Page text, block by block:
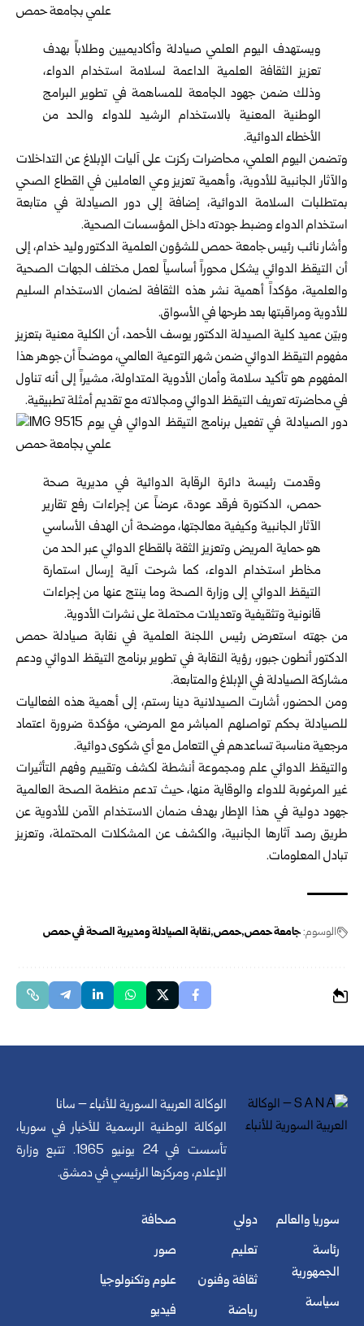
ويستهدف اليوم العلمي صيادلة وأكاديميين وطلاباً بهدف
تعزيز الثقافة العلمية الداعمة لسلامة استخدام الدواء،
وذلك ضمن جهود الجامعة للمساهمة في تطوير البرامج
الوطنية المعنية بالاستخدام الرشيد للدواء والحد من
الأخطاء الدوائية.
وتضمن اليوم العلمي، محاضرات ركزت على آليات الإبلاغ عن التداخلات
والآثار الجانبية للأدوية، وأهمية تعزيز وعي العاملين في القطاع الصحي
بمتطلبات السلامة الدوائية، إضافة إلى دور الصيادلة في متابعة
استخدام الدواء وضبط جودته داخل المؤسسات الصحية.
وأشار نائب رئيس جامعة حمص للشؤون العلمية الدكتور وليد خدام، إلى
أن التيقظ الدوائي يشكل محوراً أساسياً لعمل مختلف الجهات الصحية
والعلمية، مؤكداً أهمية نشر هذه الثقافة لضمان الاستخدام السليم
للأدوية ومراقبتها بعد طرحها في الأسواق.
وبيّن عميد كلية الصيدلة الدكتور يوسف الأحمد، أن الكلية معنية بتعزيز
مفهوم التيقظ الدوائي ضمن شهر التوعية العالمي، موضحاً أن جوهر هذا
المفهوم هو تأكيد سلامة وأمان الأدوية المتداولة، مشيراً إلى أنه تناول
في محاضرته تعريف التيقظ الدوائي ومجالاته مع تقديم أمثلة تطبيقية.
وقدمت رئيسة دائرة الرقابة الدوائية في مديرية صحة
حمص، الدكتورة فرقد عودة، عرضاً عن إجراءات رفع تقارير
الآثار الجانبية وكيفية معالجتها، موضحة أن الهدف الأساسي
هو حماية المريض وتعزيز الثقة بالقطاع الدوائي عبر الحد من
مخاطر استخدام الدواء، كما شرحت آلية إرسال استمارة
التيقظ الدوائي إلى وزارة الصحة وما ينتج عنها من إجراءات
قانونية وتثقيفية وتعديلات محتملة على نشرات الأدوية.
من جهته استعرض رئيس اللجنة العلمية في نقابة صيادلة حمص
الدكتور أنطون جبور، رؤية النقابة في تطوير برنامج التيقظ الدوائي ودعم
مشاركة الصيادلة في الإبلاغ والمتابعة.
ومن الحضور، أشارت الصيدلانية دينا رستم، إلى أهمية هذه الفعاليات
للصيادلة بحكم تواصلهم المباشر مع المرضى، مؤكدة ضرورة اعتماد
مرجعية مناسبة تساعدهم في التعامل مع أي شكوى دوائية.
والتيقظ الدوائي علم ومجموعة أنشطة لكشف وتقييم وفهم التأثيرات
غير المرغوبة للدواء والوقاية منها، حيث تدعم منظمة الصحة العالمية
جهود دولية في هذا الإطار بهدف ضمان الاستخدام الآمن للأدوية عن
طريق رصد آثارها الجانبية، والكشف عن المشكلات المحتملة، وتعزيز
تبادل المعلومات.
الوسوم:جامعة حمص حمص نقابة الصيادلة ومديرية الصحة في حمص
الوكالة العربية السورية للأنباء – سانا
الوكالة الوطنية الرسمية للأخبار في سوريا،
تأسست في 24 يونيو 1965. تتبع وزارة
الإعلام، ومركزها الرئيسي في دمشق.
سوريا والعالم
رئاسة
الجمهورية
سياسة
دولي
تعليم
ثقافة وفنون
رياضة
صحافة
صور
علوم وتكنولوجيا
فيديو